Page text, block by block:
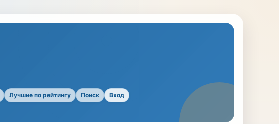
Лучшие по рейтингу Поиск Вход